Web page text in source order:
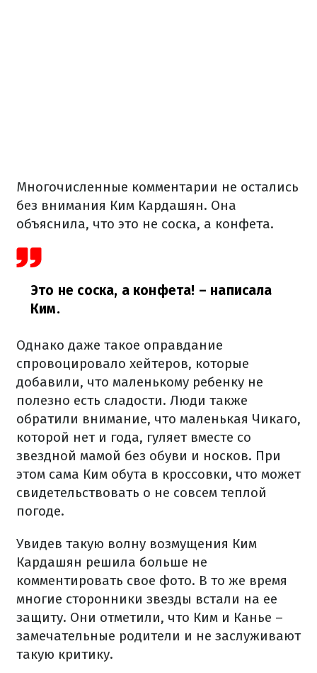
Многочисленные комментарии не остались
без внимания Ким Кардашян. Она
объяснила, что это не соска, а конфета.
Это не соска, а конфета! – написала
Ким.
Однако даже такое оправдание
спровоцировало хейтеров, которые
добавили, что маленькому ребенку не
полезно есть сладости. Люди также
обратили внимание, что маленькая Чикаго,
которой нет и года, гуляет вместе со
звездной мамой без обуви и носков. При
этом сама Ким обута в кроссовки, что может
свидетельствовать о не совсем теплой
погоде.
Увидев такую ​​волну возмущения Ким
Кардашян решила больше не
комментировать свое фото. В то же время
многие сторонники звезды встали на ее
защиту. Они отметили, что Ким и Канье –
замечательные родители и не заслуживают
такую ​​критику.